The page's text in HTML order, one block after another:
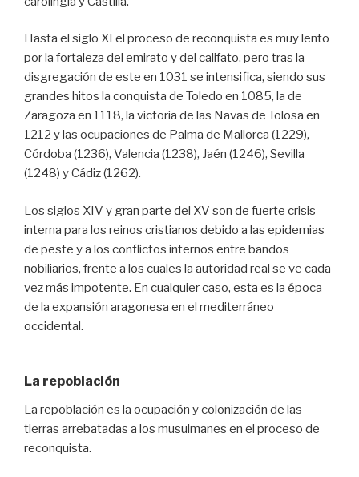
Hasta el siglo XI el proceso de reconquista es muy lento
por la fortaleza del emirato y del califato, pero tras la
disgregación de este en 1031 se intensifica, siendo sus
grandes hitos la conquista de Toledo en 1085, la de
Zaragoza en 1118, la victoria de las Navas de Tolosa en
1212 y las ocupaciones de Palma de Mallorca (1229),
Córdoba (1236), Valencia (1238), Jaén (1246), Sevilla
(1248) y Cádiz (1262).
Los siglos XIV y gran parte del XV son de fuerte crisis
interna para los reinos cristianos debido a las epidemias
de peste y a los conflictos internos entre bandos
nobiliarios, frente a los cuales la autoridad real se ve cada
vez más impotente. En cualquier caso, esta es la época
de la expansión aragonesa en el mediterráneo
occidental.
La repoblación
La repoblación es la ocupación y colonización de las
tierras arrebatadas a los musulmanes en el proceso de
reconquista.